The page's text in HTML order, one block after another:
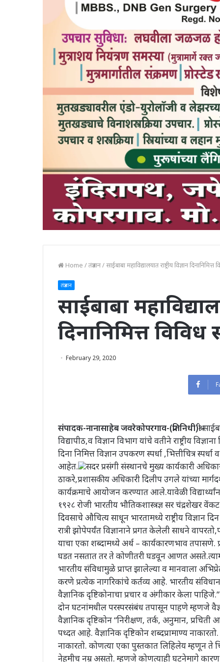
Home /तंत्रज्ञान/साईबाबा महाविद्यालयात राष्ट्रीय विज्ञान दिनानिमित्त
तंत्रज्ञान
साईबाबा
दिनानिमित्त विविध
February 29, 2020
संपादक-नानासाहेब जवरेकोपरगाव-(प्रतिनिधी)श्री
विद्यापीठ,व विज्ञान विभाग यांचे वतीने राष्ट्रीय
दिना निमित्त विज्ञान उपकरण स्पर्धा ,भित्तीचित्र
आहेत.
सदर प्रसंगी संस्थानचे मुख्य कार्यकारी
ठाकरे,प्रशासकीय अधिकारी दिलीप उगले यांच्या
कार्यक्रमाचे आयोजन करण्यात आले.यावेळी
१९२८ रोजी भारतीय भौतिकशास्त्रज्ञ सर चंद्रशेखर
दिवसाचे औचित्य साधून भारतामध्ये राष्ट्रीय
रात्री झोपेपर्यंत विज्ञानाने प्रगत केलेली साधने
याचा एका शब्दामध्ये अर्थ – कार्यकारणभाव
घडत नसतात तर ते कोणीतरी घडवून आणत
भारतीय संविधामुळे प्राप्त झालेल्या व मानवाला
करणे प्रत्येक नागरिकांचे कर्तव्य आहे. भारतीय
वैज्ञानिक दृष्टिकोनाचा प्रचार व अंगीकार केला
दोन घटनांमधील परस्परसंबंध तपासून पाहणे म्हणजे
वैज्ञानिक दृष्टिकोन “निरीक्षण, तर्क, अनुमान, प्रचिती
पध्दत आहे. वैज्ञानिक दृष्टिकोन शब्दप्रामाण्य
नाकारतो. कोणत्या एका पुस्तकात लिहिलेय म्हणून ते
नेहमीच नम्र असतो. म्हणजे कोणत्याही घटनेमागे